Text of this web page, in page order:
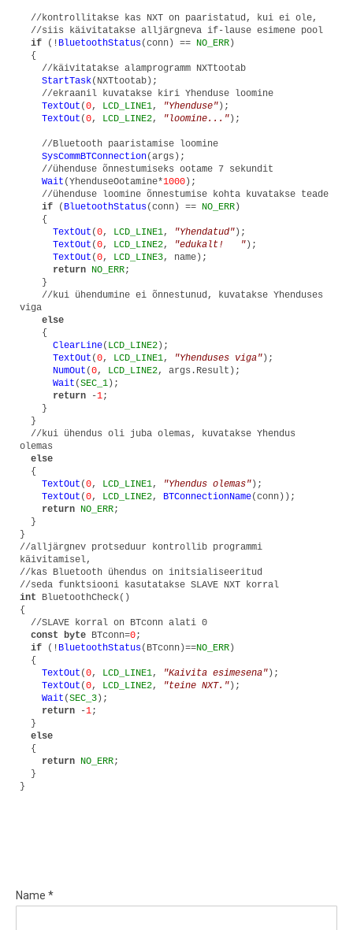
//kontrollitakse kas NXT on paaristatud, kui ei ole,
//siis käivitatakse alljärgneva if-lause esimene pool
if
(! BluetoothStatus(conn) == NO_ERR )
{
//käivitatakse alamprogramm NXTtootab
StartTask(NXTtootab);
//ekraanil kuvatakse kiri Yhenduse loomine
TextOut (0, LCD_LINE1, "Yhenduse" );
TextOut (0, LCD_LINE2, "loomine..." );
//Bluetooth paaristamise loomine
SysCommBTConnection(args);
//ühenduse õnnestumiseks ootame 7 sekundit
Wait (YhenduseOotamine*1000 );
//ühenduse loomine õnnestumise kohta kuvatakse teade
if
( BluetoothStatus(conn) == NO_ERR )
{
TextOut (0, LCD_LINE1, "Yhendatud" );
TextOut (0, LCD_LINE2, "edukalt! " );
TextOut (0, LCD_LINE3, name);
return NO_ERR;
}
//kui ühendumine ei õnnestunud, kuvatakse Yhenduses
viga
else
{
ClearLine( LCD_LINE2 );
TextOut (0, LCD_LINE1, "Yhenduses viga" );
NumOut (0, LCD_LINE2, args.Result);
Wait (SEC_1 );
return
-1;
}
}
//kui ühendus oli juba olemas, kuvatakse Yhendus
olemas
else
{
TextOut (0, LCD_LINE1, "Yhendus olemas" );
TextOut (0, LCD_LINE2, BTConnectionName(conn));
return NO_ERR;
}
}
//alljärgnev protseduur kontrollib programmi
käivitamisel,
//kas Bluetooth ühendus on initsialiseeritud
//seda funktsiooni kasutatakse SLAVE NXT korral
int BluetoothCheck()
{
//SLAVE korral on BTconn alati 0
const byte BTconn=0;
if
(! BluetoothStatus(BTconn)==NO_ERR )
{
TextOut (0, LCD_LINE1, "Kaivita esimesena" );
TextOut (0, LCD_LINE2, "teine NXT." );
Wait (SEC_3 );
return
-1;
}
else
{
return NO_ERR;
}
}
Name *